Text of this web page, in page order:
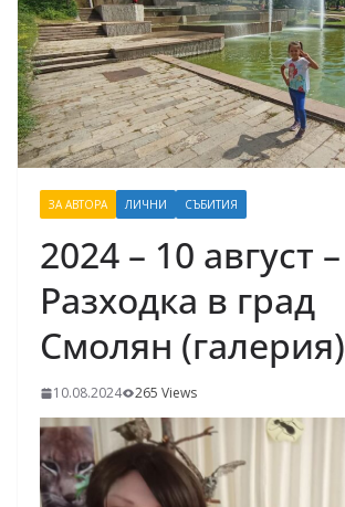
ЗА АВТОРА ЛИЧНИ СЪБИТИЯ
2024 – 10 август –
Разходка в град
Смолян (галерия)
10.08.2024 265 Views